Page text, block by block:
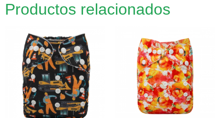
Productos relacionados